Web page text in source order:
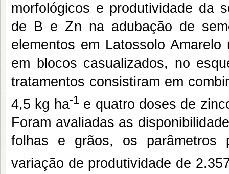
morfológicos e produtividade da
de B e Zn na adubação de
elementos em Latossolo
em blocos casualizados, no
tratamentos consistiram em
4,5 kg ha-1e quatro doses de
Foram avaliadas as
folhas e grãos, os parâmetros
variação de produtividade de